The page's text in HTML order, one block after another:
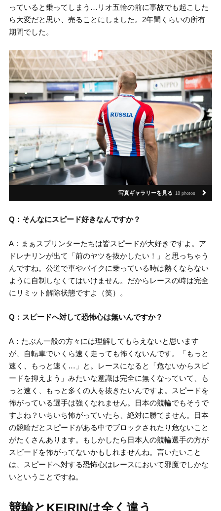
っていると乗ってしまう…リオ五輪の前に事故でも起こした
ら大変だと思い、売ることにしました。2年間くらいの所有
期間でした。
写真ギャラリーを見る 18 photos
Q：そんなにスピード好きなんですか？
A：まぁスプリンターたちは皆スピードが大好きですよ。ア
ドレナリンが出て「前のヤツを抜かしたい！」と思っちゃう
んですね。公道で車やバイクに乗っている時は熱くならない
ように自制しなくてはいけません。だからレースの時は完全
にリミット解除状態ですよ（笑）。
Q：スピードへ対して恐怖心は無いんですか？
A：たぶん一般の方々には理解してもらえないと思います
が、自転車でいくら速く走っても怖くないんです。「もっと
速く、もっと速く…」と。レースになると「危ないからスピ
ードを抑えよう」みたいな意識は完全に無くなっていて、も
っと速く、もっと多くの人を抜きたいんですよ。スピードを
怖がっている選手は強くなれません。日本の競輪でもそうで
すよね？いちいち怖がっていたら、絶対に勝てません。日本
の競輪だとスピードがある中でブロックされたり危ないこと
がたくさんあります。もしかしたら日本人の競輪選手の方が
スピードを怖がってないかもしれませんね。言いたいこと
は、スピードへ対する恐怖心はレースにおいて邪魔でしかな
いということですね。
競輪とKEIRINは全く違う